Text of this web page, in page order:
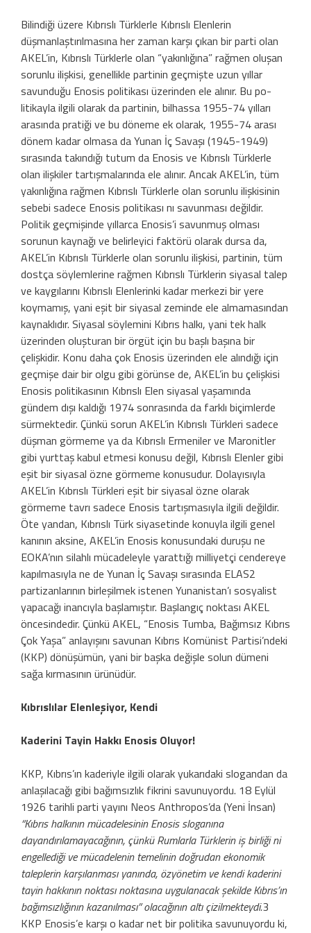
Bilindiği üzere Kıbrıslı Türklerle Kıb­rıslı Elenlerin
düşmanlaştırılmasına her zaman karşı çıkan bir parti olan
AKEL’in, Kıbrıslı Türklerle olan “yakınlığına” rağ­men oluşan
sorunlu ilişkisi, genellikle par­tinin geçmişte uzun yıllar
savunduğu Eno­sis politikası üzerinden ele alınır. Bu po­
litikayla ilgili olarak da partinin, bilhassa 1955-74 yılları
arasında pratiği ve bu döne­me ek olarak, 1955-74 arası
dönem kadar olmasa da Yunan İç Savaşı (1945-1949)
sırasında takındığı tutum da Enosis ve Kıb­rıslı Türklerle
olan ilişkiler tartışmalarında ele alınır. Ancak AKEL’in, tüm
yakınlığına rağmen Kıbrıslı Türklerle olan sorunlu ilişkisinin
sebebi sadece Enosis politikası­ nı savunması değildir.
Politik geçmişinde yıllarca Enosis’i savunmuş olması
sorunun kaynağı ve belirleyici faktörü olarak dursa da,
AKEL’in Kıbrıslı Türklerle olan sorunlu ilişkisi, partinin, tüm
dostça söylemlerine rağmen Kıbrıslı Türklerin siyasal talep
ve kaygılarını Kıbrıslı Elenlerinki kadar mer­kezi bir yere
koymamış, yani eşit bir siya­sal zeminde ele almamasından
kaynaklıdır. Siyasal söylemini Kıbrıs halkı, yani tek halk
üzerinden oluşturan bir örgüt için bu başlı başına bir
çelişkidir. Konu daha çok Enosis üzerinden ele alındığı için
geçmişe dair bir olgu gibi görünse de, AKEL’in bu çelişkisi
Enosis politikasının Kıbrıslı Elen siyasal yaşamında
gündem dışı kaldığı 1974 son­rasında da farklı biçimlerde
sürmektedir. Çünkü sorun AKEL’in Kıbrıslı Türkleri sadece
düşman görmeme ya da Kıbrıslı Ermeniler ve Maronitler
gibi yurttaş kabul etmesi konusu değil, Kıbrıslı Elenler gibi
eşit bir siyasal özne görmeme konusudur. Dolayısıyla
AKEL’in Kıbrıslı Türkleri eşit bir siyasal özne olarak
görmeme tavrı sade­ce Enosis tartışmasıyla ilgili değildir.
Öte yandan, Kıbrıslı Türk siyasetinde konuyla ilgili genel
kanının aksine, AKEL’in Enosis konusundaki duruşu ne
EOKA’nın silahlı mücadeleyle yarattığı milliyetçi cendereye
kapılmasıyla ne de Yunan İç Savaşı sıra­sında ELAS2
partizanlarının birleşilmek istenen Yunanistan’ı sosyalist
yapacağı inancıyla başlamıştır. Başlangıç noktası AKEL
öncesindedir. Çünkü AKEL, “Enosis Tumba, Bağımsız Kıbrıs
Çok Yaşa” anlayı­şını savunan Kıbrıs Komünist Partisi’ndeki
(KKP) dönüşümün, yani bir başka değişle solun dümeni
sağa kırmasının ürünüdür.
Kıbrıslılar Elenleşiyor, Kendi
Kaderini Tayin Hakkı Enosis Oluyor!
KKP, Kıbrıs’ın kaderiyle ilgili olarak yukarıdaki slogandan da
anlaşılacağı gibi bağımsızlık fikrini savunuyordu. 18 Eylül
1926 tarihli parti yayını Neos Anthropos’da (Yeni İnsan)
“Kıbrıs halkının mücadelesinin Enosis sloganına
dayandırılamayacağının, çünkü Rumlarla Türklerin iş birliği ni
engel­lediği ve mücadelenin temelinin doğrudan ekonomik
taleplerin karşılanması yanında, özyönetim ve kendi kaderini
tayin hakkının noktası noktasına uygulanacak şekilde Kıb­rıs’ın
bağımsızlığının kazanılması” olacağı­nın altı çizilmekteydi.3
KKP Enosis’e karşı o kadar net bir politika savunuyordu ki,